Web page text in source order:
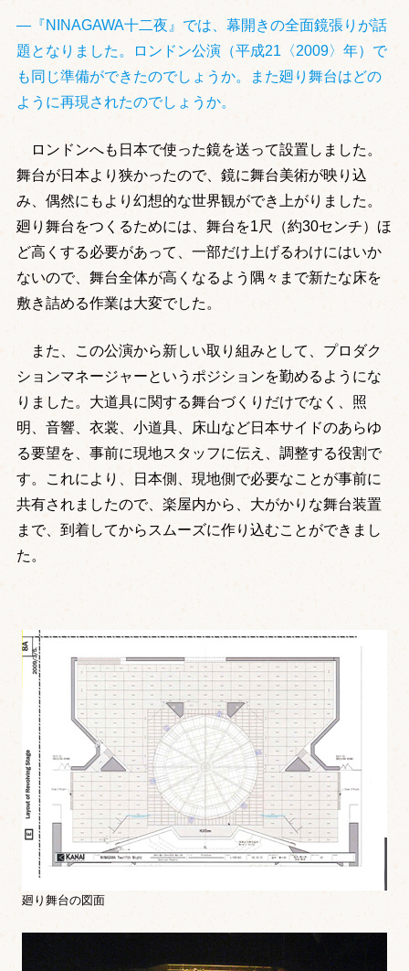
―『NINAGAWA十二夜』では、幕開きの全面鏡張りが話
題となりました。ロンドン公演（平成21〈2009〉年）で
も同じ準備ができたのでしょうか。また廻り舞台はどの
ように再現されたのでしょうか。
ロンドンへも日本で使った鏡を送って設置しました。
舞台が日本より狭かったので、鏡に舞台美術が映り込
み、偶然にもより幻想的な世界観ができ上がりました。
廻り舞台をつくるためには、舞台を1尺（約30センチ）ほ
ど高くする必要があって、一部だけ上げるわけにはいか
ないので、舞台全体が高くなるよう隅々まで新たな床を
敷き詰める作業は大変でした。
また、この公演から新しい取り組みとして、プロダク
ションマネージャーというポジションを勤めるようにな
りました。大道具に関する舞台づくりだけでなく、照
明、音響、衣裳、小道具、床山など日本サイドのあらゆ
る要望を、事前に現地スタッフに伝え、調整する役割で
す。これにより、日本側、現地側で必要なことが事前に
共有されましたので、楽屋内から、大がかりな舞台装置
まで、到着してからスムーズに作り込むことができまし
た。
廻り舞台の図面